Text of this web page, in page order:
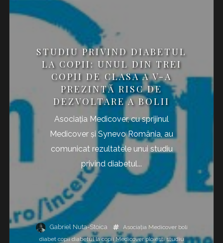
STUDIU PRIVIND DIABETUL
LA COPII: UNUL DIN TREI
COPII DE CLASA A V-A
PREZINTĂ RISC DE
DEZVOLTARE A BOLII
Asociația Medicover, cu sprijinul
Medicover și Synevo România, au
comunicat rezultatele unui studiu
privind diabetul...
Gabriel Nuta-Stoica Asociația Medicover boli
diabet copii diabetul la copii Medicover ploiesti studiu